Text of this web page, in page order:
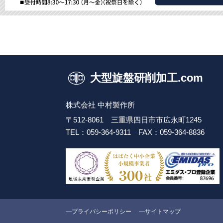
大型旋盤研削加工.com
株式会社 中村製作所
〒512-8061 三重県四日市市広永町1245
TEL：059-364-9311 FAX：059-364-8836
プライバシーポリシー サイトマップ